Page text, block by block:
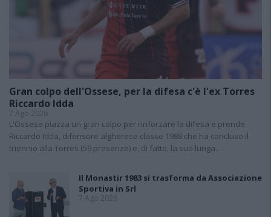
Gran colpo dell'Ossese, per la difesa c'è l'ex Torres
Riccardo Idda
7 Ago 2026
L'Ossese piazza un gran colpo per rinforzare la difesa e prende
Riccardo Idda, difensore algherese classe 1988 che ha concluso il
triennio alla Torres (59 presenze) e, di fatto, la sua lunga…
Il Monastir 1983 si trasforma da Associazione
Sportiva in Srl
7 Ago 2026